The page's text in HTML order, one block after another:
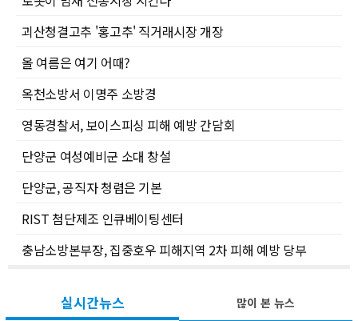
괴산청결고추 '홍고추' 직거래시장 개장
올 여름은 여기 어때?
옥천소방서 이명주 소방경
영동경찰서, 보이스피싱 피해 예방 간담회
단양군 여성예비군 소대 창설
단양군, 공직자 청렴은 기본
RIST 첨단제조 인큐베이팅센터
충남소방본부장, 집중호우 피해지역 2차 피해 예방 당부
실시간뉴스 많이 본 뉴스